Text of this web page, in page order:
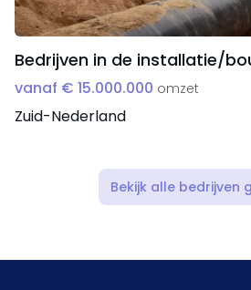
Bedrijven in de installatie/
vanaf € 15.000.000 omzet
Zuid-Nederland
Bekijk alle bedrijven